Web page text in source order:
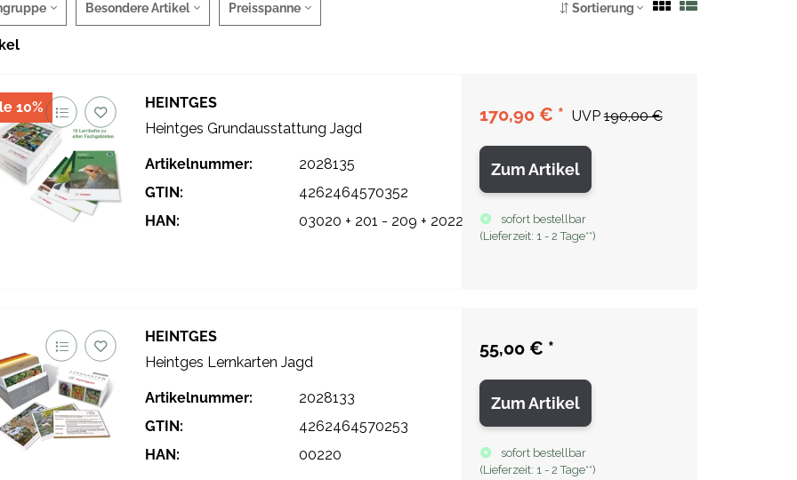
Besondere Artikel Preisspanne Sortierung
10%
HEINTGES
Heintges Grundausstattung Jagd
Artikelnummer:
2028135
GTIN:
4262464570352
HAN:
03020 + 201 - 209 + 2022
170,90 € * UVP 190,00 €
Zum Artikel
sofort bestellbar
(Lieferzeit: 1 - 2 Tage**)
HEINTGES
Heintges Lernkarten Jagd
Artikelnummer:
2028133
GTIN:
4262464570253
HAN:
00220
55,00 € *
Zum Artikel
sofort bestellbar
(Lieferzeit: 1 - 2 Tage**)